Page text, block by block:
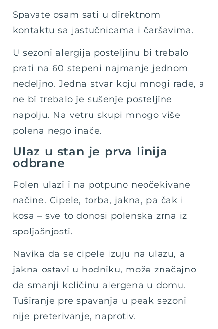
Spavate osam sati u direktnom
kontaktu sa jastučnicama i čaršavima.
U sezoni alergija posteljinu bi trebalo
prati na 60 stepeni najmanje jednom
nedeljno. Jedna stvar koju mnogi rade, a
ne bi trebalo je sušenje posteljine
napolju. Na vetru skupi mnogo više
polena nego inače.
Ulaz u stan je prva linija
odbrane
Polen ulazi i na potpuno neočekivane
načine. Cipele, torba, jakna, pa čak i
kosa – sve to donosi polenska zrna iz
spoljašnjosti.
Navika da se cipele izuju na ulazu, a
jakna ostavi u hodniku, može značajno
da smanji količinu alergena u domu.
Tuširanje pre spavanja u peak sezoni
nije preterivanje, naprotiv.